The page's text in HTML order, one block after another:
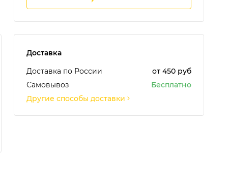
Доставка
Доставка по России
от 450 руб
Самовывоз
Бесплатно
Другие способы доставки